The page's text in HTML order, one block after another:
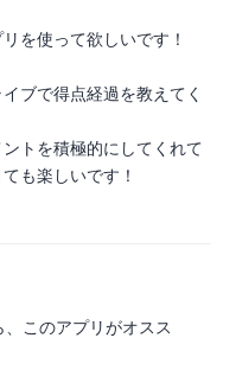
を使って欲しいです！
ブで得点経過を教えてく
トを積極的にしてくれて
も楽しいです！
このアプリがオスス